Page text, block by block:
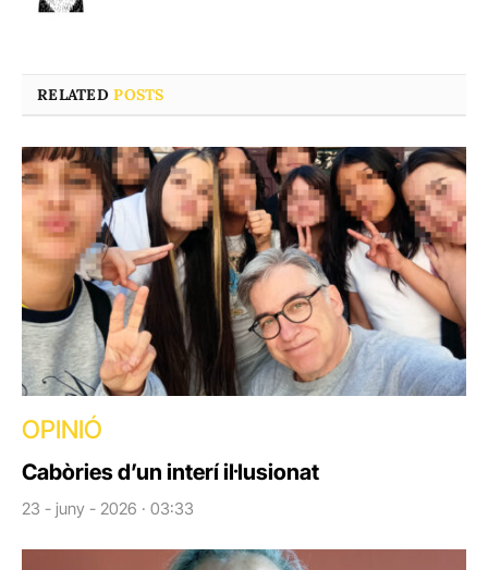
RELATEDPOSTS
OPINIÓ
Cabòries d’un interí il·lusionat
23 - juny - 2026 · 03:33